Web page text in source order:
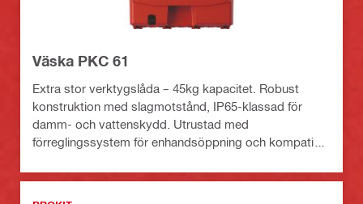
Väska PKC 61
Extra stor verktygslåda – 45kg kapacitet. Robust
konstruktion med slagmotstånd, IP65-klassad för
damm- och vattenskydd. Utrustad med
förreglingssystem för enhandsöppning och kompatibel